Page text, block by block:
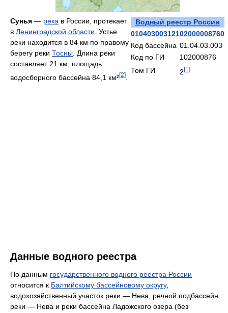
Водный реестр России
01040300312102000008760
Код бассейна 01.04.03.003
Код по ГИ
102000876
Том ГИ
2[1]
Сунья — река в России, протекает
в Ленинградской области . Устье
реки находится в 84 км по правому
берегу реки Тосны . Длина реки
составляет 21 км, площадь
водосборного бассейна 84,1 км²[2]
Данные водного реестра
По данным государственного водного реестра России
относится к Балтийскому бассейновому округу,
водохозяйственный участок реки — Нева, речной подбассейн
реки — Нева и реки бассейна Ладожского озера (без